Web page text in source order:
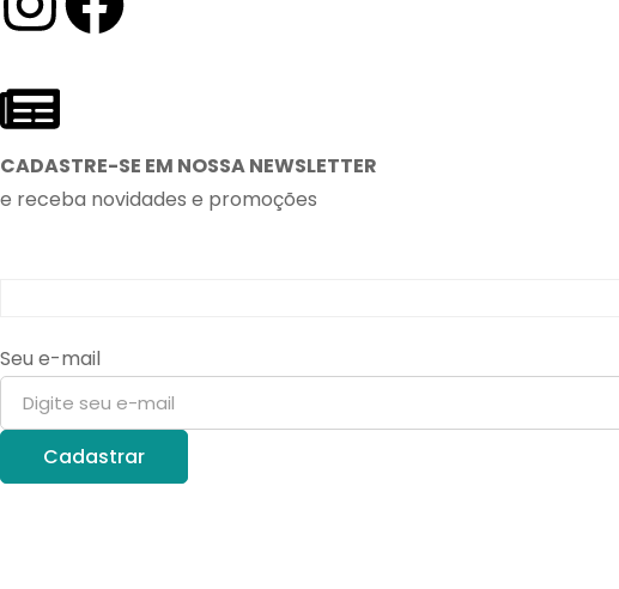
CADASTRE-SE EM NOSSA NEWSLETTER
e receba novidades e promoções
Seu e-mail